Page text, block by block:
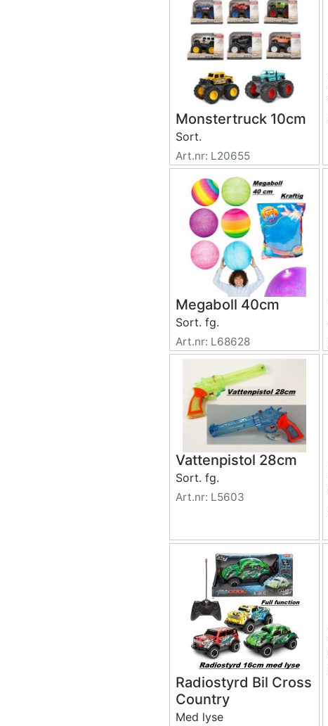
Monstertruck 10cm
Sort.
Art.nr: L20655
Megaboll 40cm
Sort. fg.
Art.nr: L68628
Vattenpistol 28cm
Sort. fg.
Art.nr: L5603
Radiostyrd Bil Cross
Country
Med lyse